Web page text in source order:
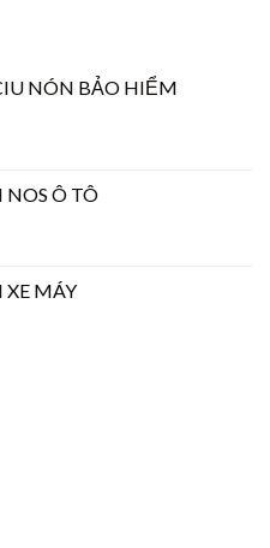
NÓN BẢO HIỂM
Ô TÔ
XE MÁY